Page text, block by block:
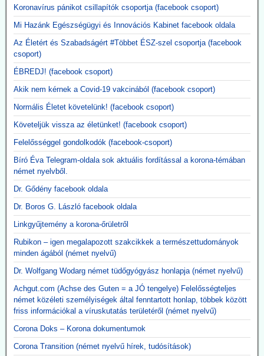
Koronavírus pánikot csillapítók csoportja (facebook csoport)
Mi Hazánk Egészségügyi és Innovációs Kabinet facebook oldala
Az Életért és Szabadságért #Többet ÉSZ-szel csoportja (facebook
csoport)
ÉBREDJ! (facebook csoport)
Akik nem kérnek a Covid-19 vakcinából (facebook csoport)
Normális Életet követelünk! (facebook csoport)
Követeljük vissza az életünket! (facebook csoport)
Felelősséggel gondolkodók (facebook-csoport)
Bíró Éva Telegram-oldala sok aktuális fordítással a korona-témában
német nyelvből.
Dr. Gődény facebook oldala
Dr. Boros G. László facebook oldala
Linkgyűjtemény a korona-őrületről
Rubikon – igen megalapozott szakcikkek a természettudományok
minden ágából (német nyelvű)
Dr. Wolfgang Wodarg német tüdőgyógyász honlapja (német nyelvű)
Achgut.com (Achse des Guten = a JÓ tengelye) Felelősségteljes
német közéleti személyiségek által fenntartott honlap, többek között
friss információkal a víruskutatás területéről (német nyelvű)
Corona Doks – Korona dokumentumok
Corona Transition (német nyelvű hírek, tudósítások)